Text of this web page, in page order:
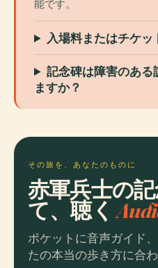
能です。
入場料またはチケッ
記念碑は障害のある
ますか？
その旅を、あなたのものに
赤軍兵士の
て、聴く
ポケットに音声ガイド
たの本当の歩き方に合